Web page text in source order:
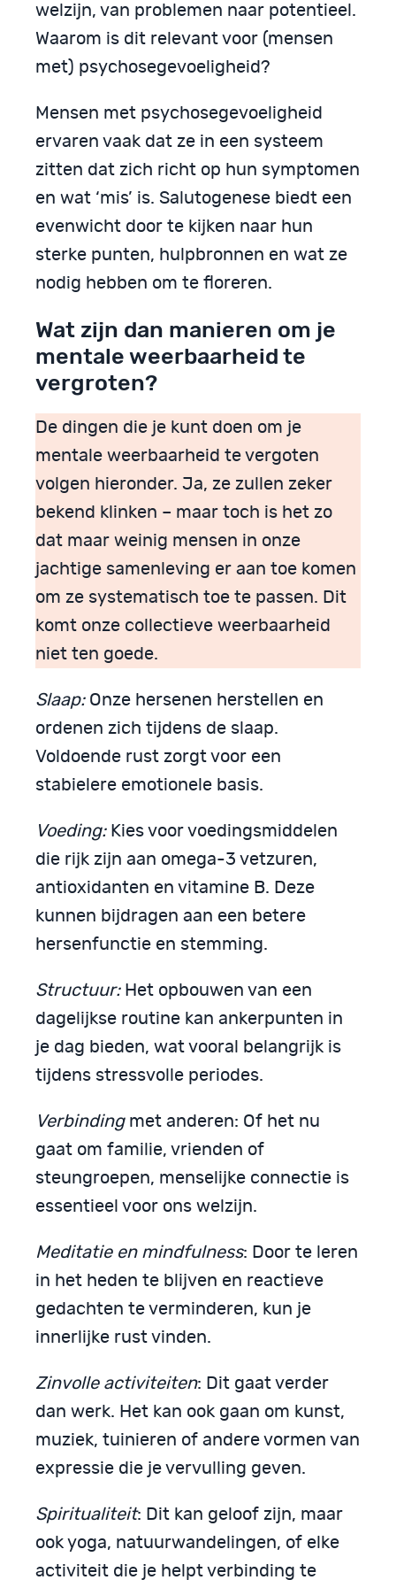
welzijn, van problemen naar potentieel.
Waarom is dit relevant voor (mensen
met) psychosegevoeligheid?
Mensen met psychosegevoeligheid
ervaren vaak dat ze in een systeem
zitten dat zich richt op hun symptomen
en wat ‘mis’ is. Salutogenese biedt een
evenwicht door te kijken naar hun
sterke punten, hulpbronnen en wat ze
nodig hebben om te floreren.
Wat zijn dan manieren om je
mentale weerbaarheid te
vergroten?
De dingen die je kunt doen om je
mentale weerbaarheid te vergoten
volgen hieronder. Ja, ze zullen zeker
bekend klinken – maar toch is het zo
dat maar weinig mensen in onze
jachtige samenleving er aan toe komen
om ze systematisch toe te passen. Dit
komt onze collectieve weerbaarheid
niet ten goede.
Slaap:Onze hersenen herstellen en
ordenen zich tijdens de slaap.
Voldoende rust zorgt voor een
stabielere emotionele basis.
Voeding:Kies voor voedingsmiddelen
die rijk zijn aan omega-3 vetzuren,
antioxidanten en vitamine B. Deze
kunnen bijdragen aan een betere
hersenfunctie en stemming.
Structuur:Het opbouwen van een
dagelijkse routine kan ankerpunten in
je dag bieden, wat vooral belangrijk is
tijdens stressvolle periodes.
Verbindingmet anderen: Of het nu
gaat om familie, vrienden of
steungroepen, menselijke connectie is
essentieel voor ons welzijn.
Meditatie en mindfulness: Door te leren
in het heden te blijven en reactieve
gedachten te verminderen, kun je
innerlijke rust vinden.
Zinvolle activiteiten: Dit gaat verder
dan werk. Het kan ook gaan om kunst,
muziek, tuinieren of andere vormen van
expressie die je vervulling geven.
Spiritualiteit: Dit kan geloof zijn, maar
ook yoga, natuurwandelingen, of elke
activiteit die je helpt verbinding te